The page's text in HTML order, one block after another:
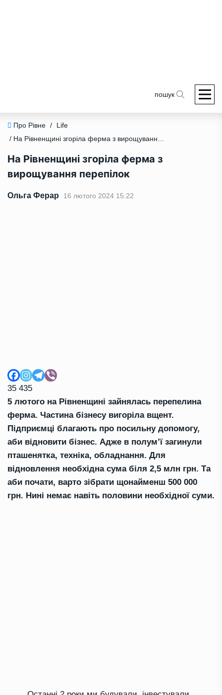
пошук
Про Рівне /
Life
/ На Рівненщині згоріла ферма з вирощування перепілок
На Рівненщині згоріла ферма з
вирощування перепілок
Ольга Ферар 16 лютого 2024 15:22
35 435
5 лютого на Рівненщині зайнялась перепелина
ферма. Частина бізнесу вигоріла вщент.
Підприємці благають про посильну допомогу,
аби відновити бізнес. Адже в полум’ї загинули
пташенятка, техніка, обладнання. Для
відновлення необхідна сума біля 2,5 млн грн. Та
аби почати, варто зібрати щонайменш 500 000
грн. Нині немає навіть половини необхідної суми.